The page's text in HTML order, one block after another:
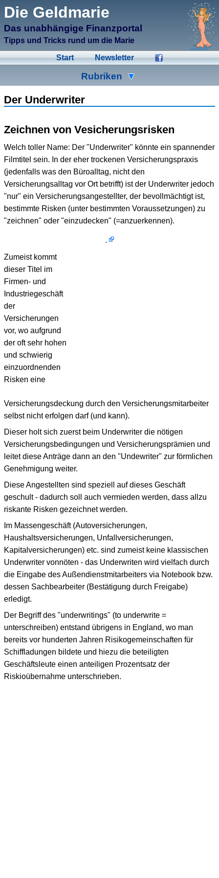
Die Geldmarie
Das unabhängige Finanzportal
Tipps und Tricks rund um die Marie
Start Newsletter
Rubriken
Energiesparen Fonds Formulare
Immobilien
Kleingeld Kredite
Steuern Urlaub Versicherungen
Wertpapiere Wirtschaft
Der Underwriter
Zeichnen von Vesicherungsrisken
Welch toller Name: Der "Underwriter" könnte ein spannender
Filmtitel sein. In der eher trockenen Versicherungspraxis
(jedenfalls was den Büroalltag, nicht den
Versicherungsalltag vor Ort betrifft) ist der Underwriter jedoch
"nur" ein Versicherungsangestellter, der bevollmächtigt ist,
bestimmte Risken (unter bestimmten Voraussetzungen) zu
"zeichnen" oder "einzudecken" (=anzuerkennen).
Zumeist kommt
dieser Titel im
Firmen- und
Industriegeschäft
der
Versicherungen
vor, wo aufgrund
der oft sehr hohen
und schwierig
einzuordnenden
Risken eine
Versicherungsdeckung durch den Versicherungsmitarbeiter
selbst nicht erfolgen darf (und kann).
Dieser holt sich zuerst beim Underwriter die nötigen
Versicherungsbedingungen und Versicherungsprämien und
leitet diese Anträge dann an den "Undewriter" zur förmlichen
Genehmigung weiter.
Diese Angestellten sind speziell auf dieses Geschäft
geschult - dadurch soll auch vermieden werden, dass allzu
riskante Risken gezeichnet werden.
Im Massengeschäft (Autoversicherungen,
Haushaltsversicherungen, Unfallversicherungen,
Kapitalversicherungen) etc. sind zumeist keine klassischen
Underwriter vonnöten - das Underwriten wird vielfach durch
die Eingabe des Außendienstmitarbeiters via Notebook bzw.
dessen Sachbearbeiter (Bestätigung durch Freigabe)
erledigt.
Der Begriff des "underwritings" (to underwrite =
unterschreiben) entstand übrigens in England, wo man
bereits vor hunderten Jahren Risikogemeinschaften für
Schiffladungen bildete und hiezu die beteiligten
Geschäftsleute einen anteiligen Prozentsatz der
Riskioübernahme unterschrieben.
μCMS α1.6
Validate HTML
Validate CSS
Check Links
Manage Files
↑E
↑C Create New Page